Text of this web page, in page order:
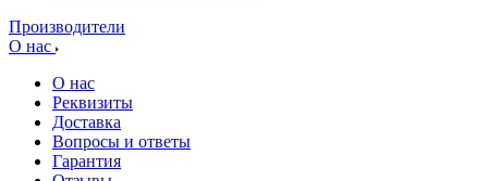
Производители
О нас
О нас
Реквизиты
Доставка
Вопросы и ответы
Гарантия